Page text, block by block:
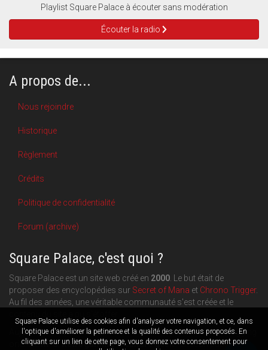
Square Palace utilise des cookies afin d'analyser votre navigation, et ce, dans
l'optique d'améliorer la petinence et la qualité des contenus proposés. En
cliquant sur un lien de cette page, vous donnez votre consentement pour
Playlist Square Palace à écouter sans modération
Écouter la radio
A propos de...
Nous rejoindre
Historique
Règlement
Crédits
Politique de confidentialité
Forum (archive)
Square Palace, c'est quoi ?
Square Palace est un site web créé en 2000 . Le but était de
proposer des encyclopédies sur Secret of Mana et Chrono Trigger.
Au fil des années, une véritable communauté s'est créée et le
Aujourd'hui, Square Palace c'est aussi une plateforme de blogging
orientéeRPG, Retrogamingetculture geek: chacun publie ce